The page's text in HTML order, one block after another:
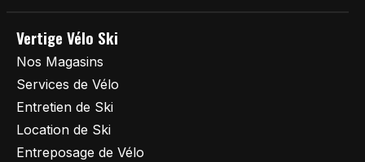
Vertige Vélo Ski
Nos Magasins
Services de Vélo
Entretien de Ski
Location de Ski
Entreposage de Vélo